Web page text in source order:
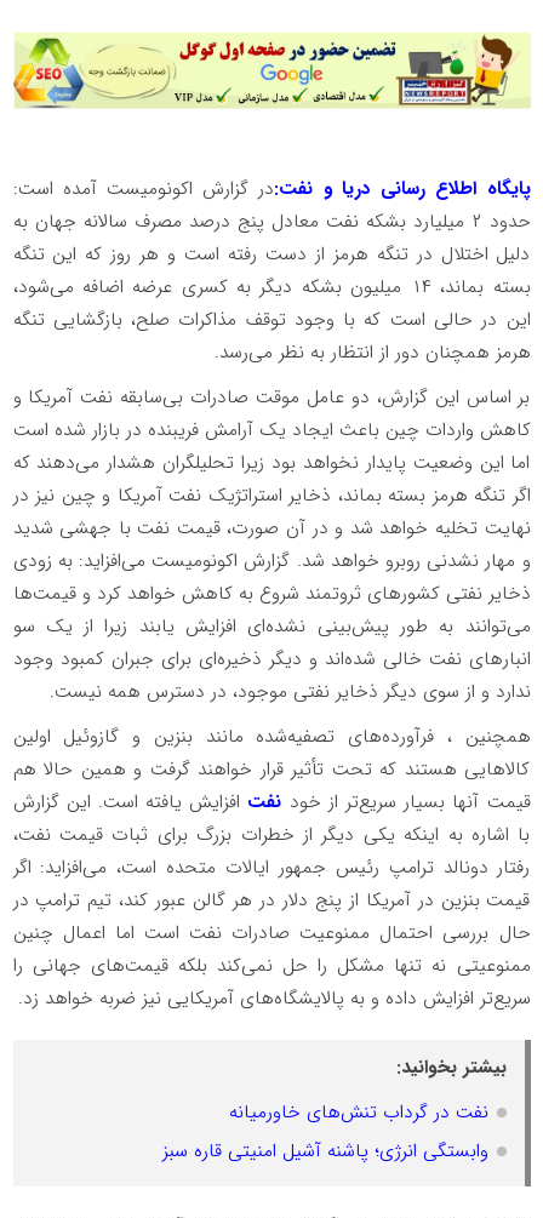
پایگاه اطلاع رسانی دریا و نفت:در گزارش اکونومیست آمده است:
حدود ۲ میلیارد بشکه نفت معادل پنج درصد مصرف سالانه جهان به
دلیل اختلال در تنگه هرمز از دست رفته است و هر روز که این تنگه
بسته بماند، ۱۴ میلیون بشکه دیگر به کسری عرضه اضافه می‌شود،
این در حالی است که با وجود توقف مذاکرات صلح، بازگشایی تنگه
هرمز همچنان دور از انتظار به نظر می‌رسد.
بر اساس این گزارش، دو عامل موقت صادرات بی‌سابقه نفت آمریکا و
کاهش واردات چین باعث ایجاد یک آرامش فریبنده در بازار شده است
اما این وضعیت پایدار نخواهد بود زیرا تحلیلگران هشدار می‌دهند که
اگر تنگه هرمز بسته بماند، ذخایر استراتژیک نفت آمریکا و چین نیز در
نهایت تخلیه خواهد شد و در آن صورت، قیمت نفت با جهشی شدید
و مهار نشدنی روبرو خواهد شد. گزارش اکونومیست می‌افزاید: به زودی
ذخایر نفتی کشورهای ثروتمند شروع به کاهش خواهد کرد و قیمت‌ها
می‌توانند به طور پیش‌بینی نشده‌ای افزایش یابند زیرا از یک سو
انبارهای نفت خالی شده‌اند و دیگر ذخیره‌ای برای جبران کمبود وجود
ندارد و از سوی دیگر ذخایر نفتی موجود، در دسترس همه نیست.
همچنین ، فرآورده‌های تصفیه‌شده مانند بنزین و گازوئیل اولین
کالاهایی هستند که تحت تأثیر قرار خواهند گرفت و همین حالا هم
قیمت آنها بسیار سریع‌تر از خود نفت افزایش یافته است. این گزارش
با اشاره به اینکه یکی دیگر از خطرات بزرگ برای ثبات قیمت نفت،
رفتار دونالد ترامپ رئیس جمهور ایالات متحده است، می‌افزاید: اگر
قیمت بنزین در آمریکا از پنج دلار در هر گالن عبور کند، تیم ترامپ در
حال بررسی احتمال ممنوعیت صادرات نفت است اما اعمال چنین
ممنوعیتی نه تنها مشکل را حل نمی‌کند بلکه قیمت‌های جهانی را
سریع‌تر افزایش داده و به پالایشگاه‌های آمریکایی نیز ضربه خواهد زد.
بیشتر بخوانید:
نفت در گرداب تنش‌های خاورمیانه
وابستگی انرژی؛ پاشنه آشیل امنیتی قاره سبز